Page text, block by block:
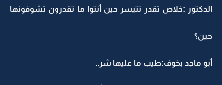
الدكتور :خلاص تقدر تتيسر حين أنتوا ما تقدرون تشوفونها
حين؟
أبو ماجد بخوف:طيب ما عليها شر..